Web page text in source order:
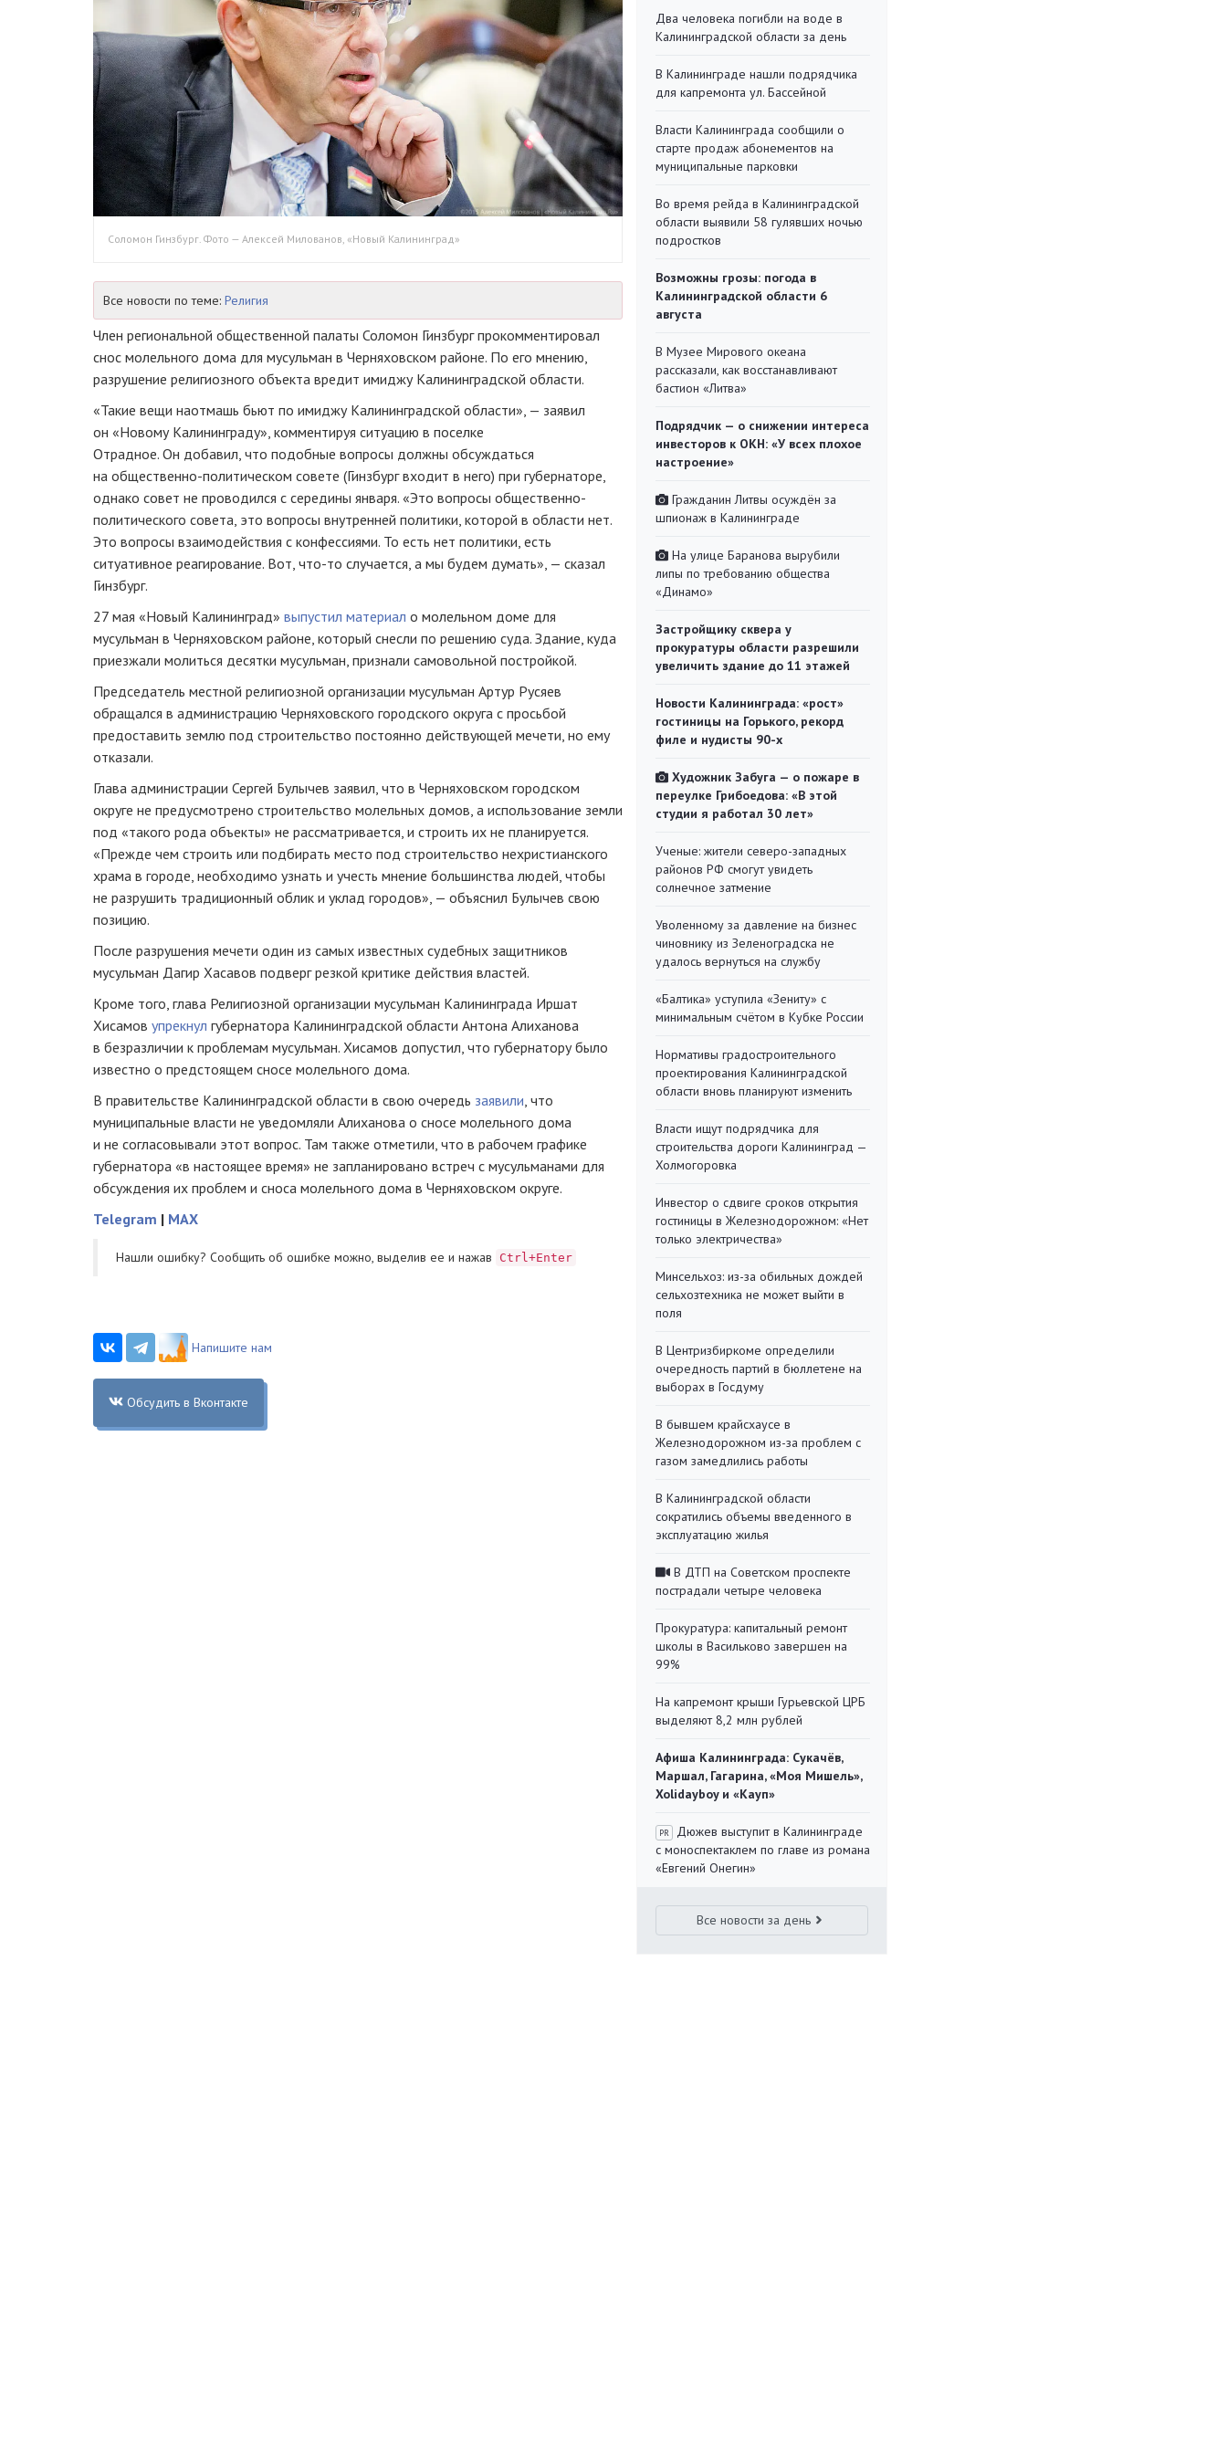
Соломон Гинзбург. Фото — Алексей Милованов, «Новый Калининград»
Все новости по теме: Религия
Член региональной общественной палаты Соломон Гинзбург прокомментировал
снос молельного дома для мусульман в Черняховском районе. По его мнению,
разрушение религиозного объекта вредит имиджу Калининградской области.
«Такие вещи наотмашь бьют по имиджу Калининградской области», — заявил
он «Новому Калининграду», комментируя ситуацию в поселке
Отрадное. Он добавил, что подобные вопросы должны обсуждаться
на общественно-политическом совете (Гинзбург входит в него) при губернаторе,
однако совет не проводился с середины января. «Это вопросы общественно-
политического совета, это вопросы внутренней политики, которой в области нет.
Это вопросы взаимодействия с конфессиями. То есть нет политики, есть
ситуативное реагирование. Вот, что-то случается, а мы будем думать», — сказал
Гинзбург.
27 мая «Новый Калининград» выпустил материал о молельном доме для
мусульман в Черняховском районе, который снесли по решению суда. Здание, куда
приезжали молиться десятки мусульман, признали самовольной постройкой.
Председатель местной религиозной организации мусульман Артур Русяев
обращался в администрацию Черняховского городского округа с просьбой
предоставить землю под строительство постоянно действующей мечети, но ему
отказали.
Глава администрации Сергей Булычев заявил, что в Черняховском городском
округе не предусмотрено строительство молельных домов, а использование земли
под «такого рода объекты» не рассматривается, и строить их не планируется.
«Прежде чем строить или подбирать место под строительство нехристианского
храма в городе, необходимо узнать и учесть мнение большинства людей, чтобы
не разрушить традиционный облик и уклад городов», — объяснил Булычев свою
позицию.
После разрушения мечети один из самых известных судебных защитников
мусульман Дагир Хасавов подверг резкой критике действия властей.
Кроме того, глава Религиозной организации мусульман Калининграда Иршат
Хисамов упрекнул губернатора Калининградской области Антона Алиханова
в безразличии к проблемам мусульман. Хисамов допустил, что губернатору было
известно о предстоящем сносе молельного дома.
В правительстве Калининградской области в свою очередь заявили , что
муниципальные власти не уведомляли Алиханова о сносе молельного дома
и не согласовывали этот вопрос. Там также отметили, что в рабочем графике
губернатора «в настоящее время» не запланировано встреч с мусульманами для
обсуждения их проблем и сноса молельного дома в Черняховском округе.
Telegram | MAX
Нашли ошибку? Cообщить об ошибке можно, выделив ее и нажав Ctrl+Enter
Напишите нам
Обсудить в Вконтакте
Два человека погибли на воде в
Калининградской области за день
В Калининграде нашли подрядчика
для капремонта ул. Бассейной
Власти Калининграда сообщили о
старте продаж абонементов на
муниципальные парковки
Во время рейда в Калининградской
области выявили 58 гулявших ночью
подростков
Возможны грозы: погода в
Калининградской области 6
августа
В Музее Мирового океана
рассказали, как восстанавливают
бастион «Литва»
Подрядчик — о снижении интереса
инвесторов к ОКН: «У всех плохое
настроение»
Гражданин Литвы осуждён за
шпионаж в Калининграде
На улице Баранова вырубили
липы по требованию общества
«Динамо»
Застройщику сквера у
прокуратуры области разрешили
увеличить здание до 11 этажей
Новости Калининграда: «рост»
гостиницы на Горького, рекорд
филе и нудисты 90-х
Художник Забуга — о пожаре в
переулке Грибоедова: «В этой
студии я работал 30 лет»
Ученые: жители северо-западных
районов РФ смогут увидеть
солнечное затмение
Уволенному за давление на бизнес
чиновнику из Зеленоградска не
удалось вернуться на службу
«Балтика» уступила «Зениту» с
минимальным счётом в Кубке России
Нормативы градостроительного
проектирования Калининградской
области вновь планируют изменить
Власти ищут подрядчика для
строительства дороги Калининград —
Холмогоровка
Инвестор о сдвиге сроков открытия
гостиницы в Железнодорожном: «Нет
только электричества»
Минсельхоз: из-за обильных дождей
сельхозтехника не может выйти в
поля
В Центризбиркоме определили
очередность партий в бюллетене на
выборах в Госдуму
В бывшем крайсхаусе в
Железнодорожном из-за проблем с
газом замедлились работы
В Калининградской области
сократились объемы введенного в
эксплуатацию жилья
В ДТП на Советском проспекте
пострадали четыре человека
Прокуратура: капитальный ремонт
школы в Васильково завершен на
99%
На капремонт крыши Гурьевской ЦРБ
выделяют 8,2 млн рублей
Афиша Калининграда: Сукачёв,
Маршал, Гагарина, «Моя Мишель»,
Xolidayboy и «Кауп»
PR
Дюжев выступит в Калининграде
с моноспектаклем по главе из романа
«Евгений Онегин»
Все новости за день